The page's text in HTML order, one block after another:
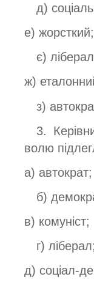
д)
е) жорсткий;
є)
ж)
з)
3.
волю
а) автократ;
б)
в) комуніст;
г) ліберал;
д) соціал-